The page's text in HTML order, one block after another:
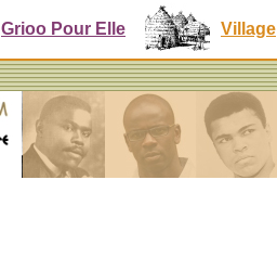
Grioo Pour Elle Village